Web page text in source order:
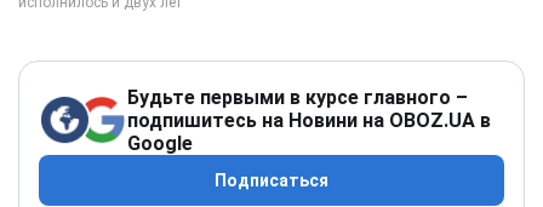
Будьте первыми в курсе главного –
подпишитесь на Новини на OBOZ.UA в
Google
Подписаться